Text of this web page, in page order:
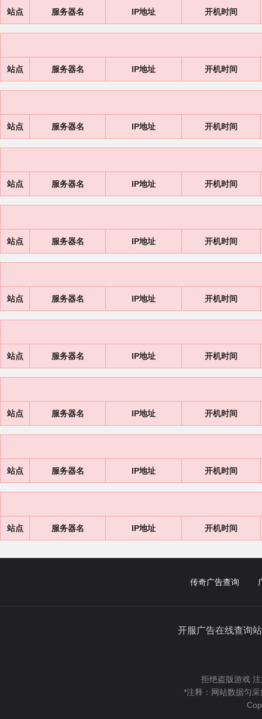
站点 服务器名 IP地址 开机时间
站点 服务器名 IP地址 开机时间
站点 服务器名 IP地址 开机时间
站点 服务器名 IP地址 开机时间
站点 服务器名 IP地址 开机时间
站点 服务器名 IP地址 开机时间
站点 服务器名 IP地址 开机时间
站点 服务器名 IP地址 开机时间
站点 服务器名 IP地址 开机时间
站点 服务器名 IP地址 开机时间
传奇广告查询
开服广告在线查
拒绝盗版游戏
*注释：网站数据匀